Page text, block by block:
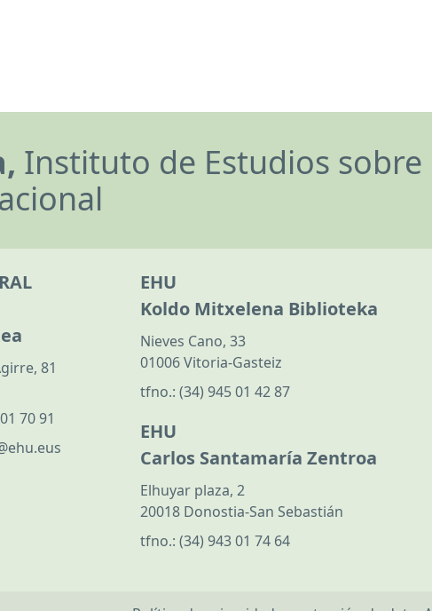
Instituto de Estudios
81
70 91
EHU
Koldo Mitxelena Biblioteka
Nieves Cano, 33
01006 Vitoria-Gasteiz
tfno.: (34) 945 01 42 87
EHU
Carlos Santamaría Zentroa
Elhuyar plaza, 2
20018 Donostia-San Sebastián
tfno.: (34) 943 01 74 64